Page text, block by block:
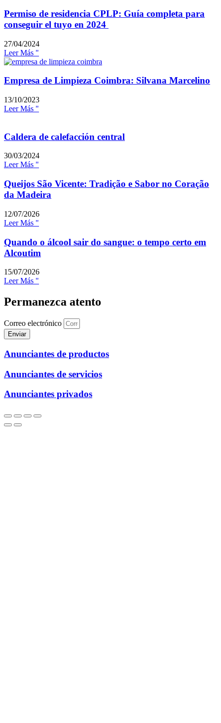
Permiso de residencia CPLP: Guía completa para
conseguir el tuyo en 2024
27/04/2024
Leer Más "
Empresa de Limpieza Coimbra: Silvana Marcelino
13/10/2023
Leer Más "
Caldera de calefacción central
30/03/2024
Leer Más "
Queijos São Vicente: Tradição e Sabor no Coração
da Madeira
12/07/2026
Leer Más "
Quando o álcool sair do sangue: o tempo certo em
Alcoutim
15/07/2026
Leer Más "
Permanezca atento
Correo electrónico
Enviar
Anunciantes de productos
Anunciantes de servicios
Anunciantes privados